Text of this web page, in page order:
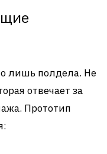
лишь полдела. Не
отвечает за
Прототип